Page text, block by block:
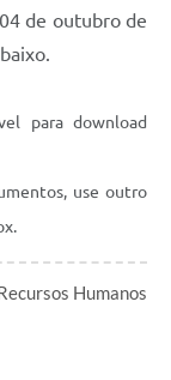
de outubro de
para download
use outro
Humanos